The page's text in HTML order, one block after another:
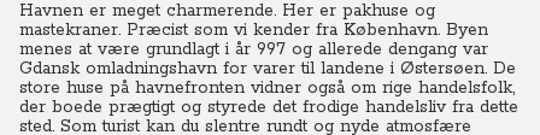
Havnen er meget charmerende. Her er pakhuse og
mastekraner. Præcist som vi kender fra København. Byen
menes at være grundlagt i år 997 og allerede dengang var
Gdansk omladningshavn for varer til landene i Østersøen. De
store huse på havnefronten vidner også om rige handelsfolk,
der boede prægtigt og styrede det frodige handelsliv fra dette
sted. Som turist kan du slentre rundt og nyde atmosfære